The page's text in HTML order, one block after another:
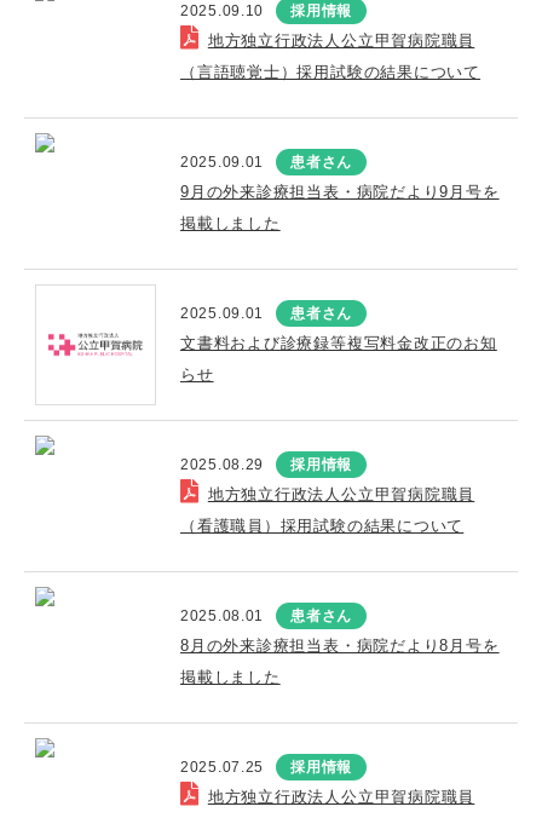
2025.09.10 採用情報
地方独立行政法人公立甲賀病院職員
（言語聴覚士）採用試験の結果について
2025.09.01 患者さん
9月の外来診療担当表・病院だより9月号を
掲載しました
2025.09.01 患者さん
文書料および診療録等複写料金改正のお知
らせ
2025.08.29 採用情報
地方独立行政法人公立甲賀病院職員
（看護職員）採用試験の結果について
2025.08.01 患者さん
8月の外来診療担当表・病院だより8月号を
掲載しました
2025.07.25 採用情報
地方独立行政法人公立甲賀病院職員